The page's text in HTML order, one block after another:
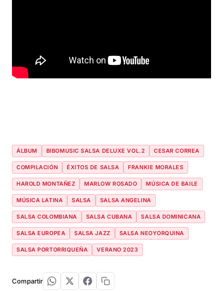
ÁLBUM BIBOMUSIC SALSA DELUXE VOL.2 CESAR CORREA
COMPILACIÓN ÉXITOS DE SALSA FRANKIE MORALES
HAROLD MONTAÑEZ MARLOW ROSADO MÚSICA DE BAILE
MÚSICA LATINA SALSA SALSA ANGELINA
SALSA COLOMBIANA SALSA CUBANA SALSA DOMINICANA
SALSA EUROPEA SALSA JAZZ SALSA NEOYORQUINA
SALSA PORTORRIQUEÑA VERANO 2023
Compartir